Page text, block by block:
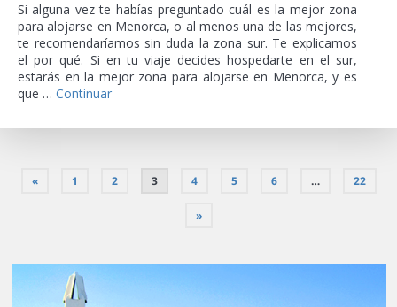
Si alguna vez te habías preguntado cuál es la mejor zona
para alojarse en Menorca, o al menos una de las mejores,
te recomendaríamos sin duda la zona sur. Te explicamos
el por qué. Si en tu viaje decides hospedarte en el sur,
estarás en la mejor zona para alojarse en Menorca, y es
que … Continuar
« 1 2 3 4 5 6 … 22
»